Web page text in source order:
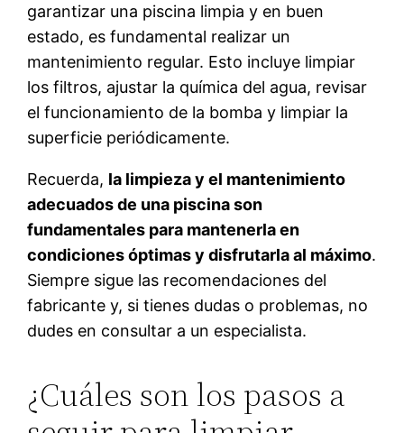
garantizar una piscina limpia y en buen
estado, es fundamental realizar un
mantenimiento regular. Esto incluye limpiar
los filtros, ajustar la química del agua, revisar
el funcionamiento de la bomba y limpiar la
superficie periódicamente.
Recuerda, la limpieza y el mantenimiento
adecuados de una piscina son
fundamentales para mantenerla en
condiciones óptimas y disfrutarla al máximo.
Siempre sigue las recomendaciones del
fabricante y, si tienes dudas o problemas, no
dudes en consultar a un especialista.
¿Cuáles son los pasos a